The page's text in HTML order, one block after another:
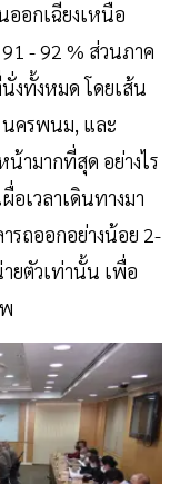
ออกเฉียงเหนือ
- 92 % ส่วนภาค
งทั้งหมด โดยเส้น
นครพนม, และ
ามากที่สุด อย่างไร
อเวลาเดินทางมา
รถออกอย่างน้อย 2-
ยตัวเท่านั้น เพื่อ